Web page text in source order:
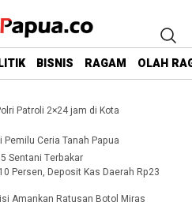
BISNIS RAGAM OLAH
Patroli 2×24 jam di Kota
Ceria Tanah Papua
Sentani Terbakar
Persen, Deposit Kas Daerah Rp23
Amankan Ratusan Botol Miras